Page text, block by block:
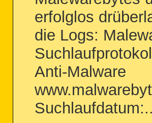
erfolglos
die Logs:
Anti-Malware